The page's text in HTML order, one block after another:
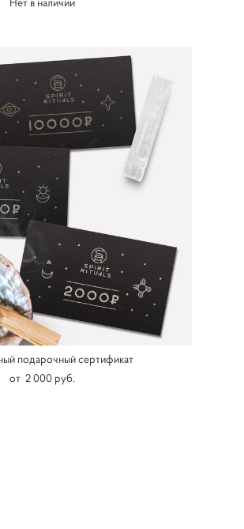
подарочный сертификат
от 2 000 pуб.